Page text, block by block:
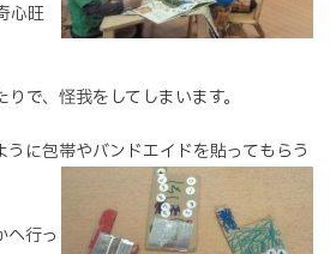
心旺
で、怪我をしてしまいます。
うに包帯やバンドエイドを貼ってもらう
へ行っ